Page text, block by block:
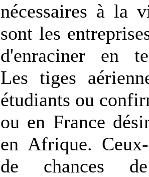
nécessaires à la
sont les
d'enraciner en
Les tiges
étudiants ou
ou en France
en Afrique.
de chances